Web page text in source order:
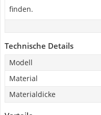
finden.
Technische Details
Modell
Material
Materialdicke